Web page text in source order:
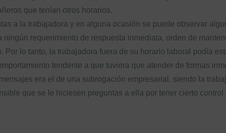
que tenían otros horarios.
a la trabajadora y en alguna ocasión se puede observar
ningún requerimiento de respuesta inmediata, orden de
Por lo tanto, la trabajadora fuera de su horario laboral podía
tendente a que tuviera que atender de formas
era el de una subrogación empresarial, siendo la
que se le hiciesen preguntas a ella por tener cierto control